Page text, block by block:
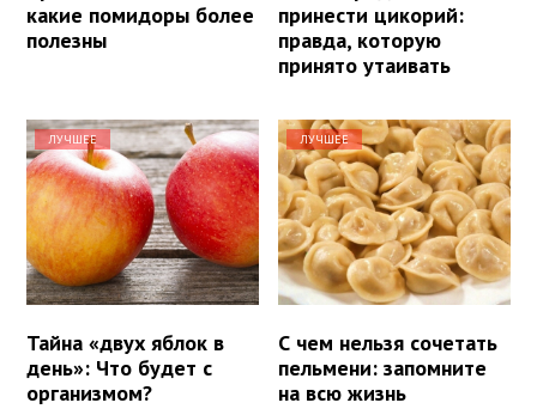
какие помидоры более
полезны
принести цикорий:
правда, которую
принято утаивать
ЛУЧШЕЕ
Тайна «двух яблок в
день»: Что будет с
организмом?
ЛУЧШЕЕ
С чем нельзя сочетать
пельмени: запомните
на всю жизнь